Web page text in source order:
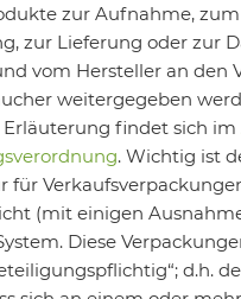
zur Aufnahme, zum
zur Lieferung oder zur
vom Hersteller an den
weitergegeben
findet sich im
. Wichtig ist
für
(mit einigen
Diese
d.h.